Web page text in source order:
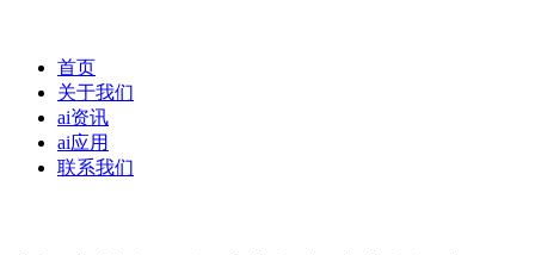
首页
关于我们
ai资讯
ai应用
联系我们